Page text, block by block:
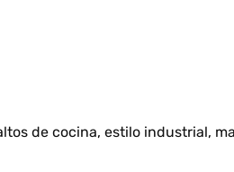
de cocina, estilo industrial,